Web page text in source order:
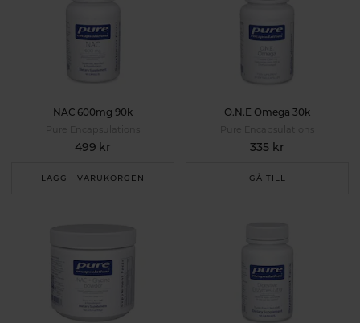
Pure Encapsulations® - #1 mest rekommenderade
varumärket
NAC 600mg 90k
Pure Encapsulations
499 kr
LÄGG I VARUKORGEN
O.N.E Omega 30k
Pure Encapsulations
335 kr
GÅ TILL